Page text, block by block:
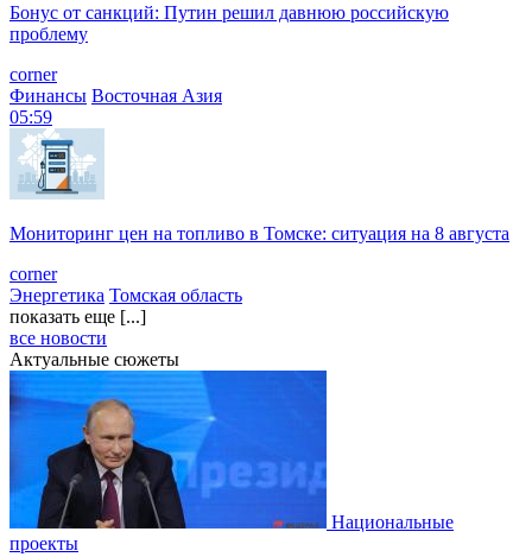
Бонус от санкций: Путин решил давнюю российскую
проблему
corner
Финансы Восточная Азия
05:59
Мониторинг цен на топливо в Томске: ситуация на 8 августа
corner
Энергетика Томская область
показать еще [...]
все новости
Актуальные сюжеты
Национальные
проекты